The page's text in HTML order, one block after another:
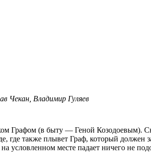
Чекан, Владимир Гуляев
где также плывет Граф, который должен
условленном месте падает ничего не